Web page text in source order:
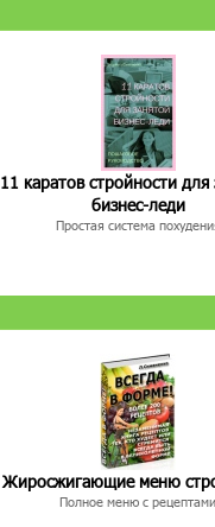
11 каратов стройности для
бизнес-леди
Простая система
Жиросжигающие меню
Полное меню с рецептами